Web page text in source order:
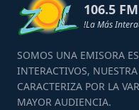
106.5 FM
!La Más
SOMOS UNA EMISORA
INTERACTIVOS,
CARACTERIZA POR LA
MAYOR AUDIENCIA.